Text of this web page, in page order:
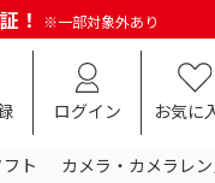
！ ※一部対象外あり
ログイン お気に
ト
カメラ・カメラレ